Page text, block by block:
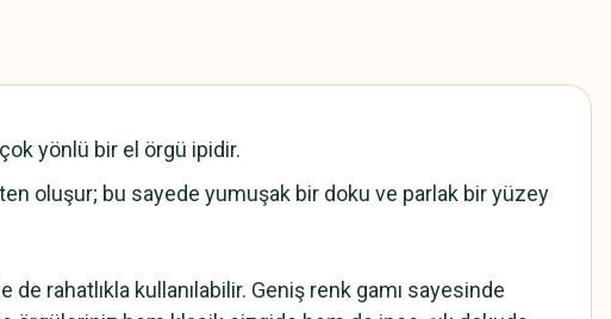
yönlü bir el örgü ipidir.
oluşur; bu sayede yumuşak bir doku ve parlak bir yüzey
rahatlıkla kullanılabilir. Geniş renk gamı sayesinde